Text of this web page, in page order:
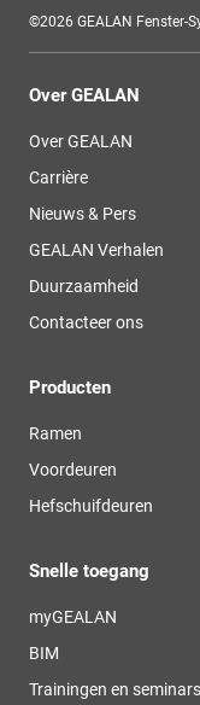
©2026 GEALAN Fenster-
Over GEALAN
Over GEALAN
Carrière
Nieuws & Pers
GEALAN Verhalen
Duurzaamheid
Contacteer ons
Producten
Ramen
Voordeuren
Hefschuifdeuren
Snelle toegang
myGEALAN
BIM
Trainingen en seminars